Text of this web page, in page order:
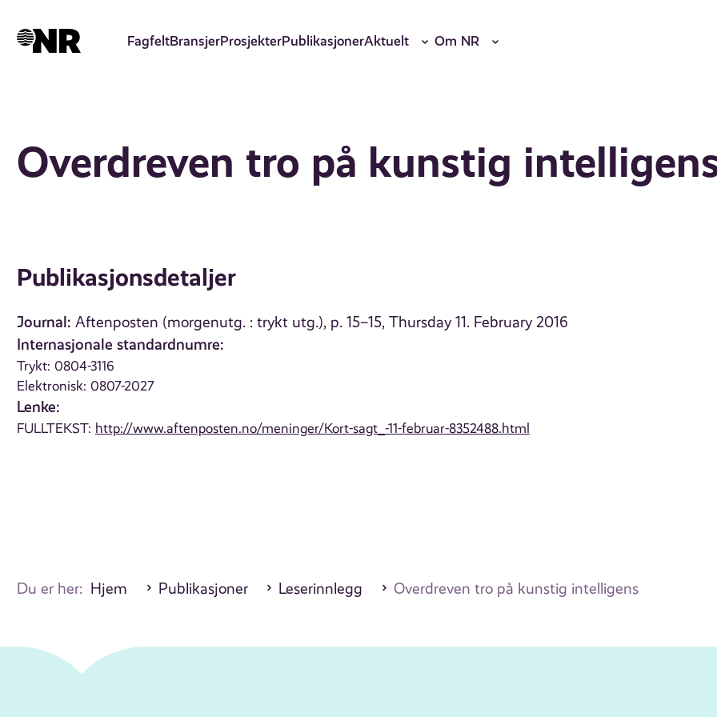
hovedinnhold
FagfeltBransjerProsjekterPublikasjonerAktuelt Om NR
Overdreven tro på kunstig
Publikasjonsdetaljer
Journal: Aftenposten (morgenutg. : trykt utg.), p. 15–15, Thursday 11. February 2016
Internasjonale standardnumre:
Trykt: 0804-3116
Elektronisk: 0807-2027
Lenke:
FULLTEKST: http://www.aftenposten.no/meninger/Kort-sagt_-11-februar-8352488.html
Du er her: Hjem Publikasjoner Leserinnlegg Overdreven tro på kunstig intelligens